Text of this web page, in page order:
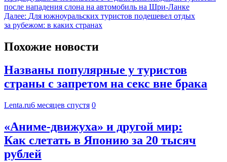
после нападения слона на автомобиль на Шри-Ланке
Далее: Для южноуральских туристов подешевел отдых
за рубежом: в каких странах
Похожие новости
Названы популярные у туристов
страны с запретом на секс вне брака
Lenta.ru6 месяцев спустя 0
«Аниме-движуха» и другой мир:
Как слетать в Японию за 20 тысяч
рублей